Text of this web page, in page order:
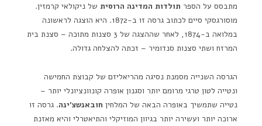
מתבסס על הספר תולדות המדינה הרוסית של ניקולאי קרמזין.
מוסורגסקי סיים לכתוב גרסה זו ב-1872. היא הוצגה לראשונה
במלואה ב-1874, לאחר שההצגה של 3 סצנות מתוכה – סצנת בית
המרזח ושתי סצנות סנדומיר – זכתה להצלחה גדולה.
הגרסה השנייה מסמנת נסיגה מהריאליזם של קבוצת החמישה
ונטייה לטון טרגי מרומם יותר וסגנון אופרה קונוונציונלי יותר –
נטייה שתמשיך באופרה הבאה של המלחין חובאנשצ'ינה. גרסה זו
ארוכה יותר ועשירה יותר בגיוון המוזיקלי והתיאטרלי והיא מאזנת